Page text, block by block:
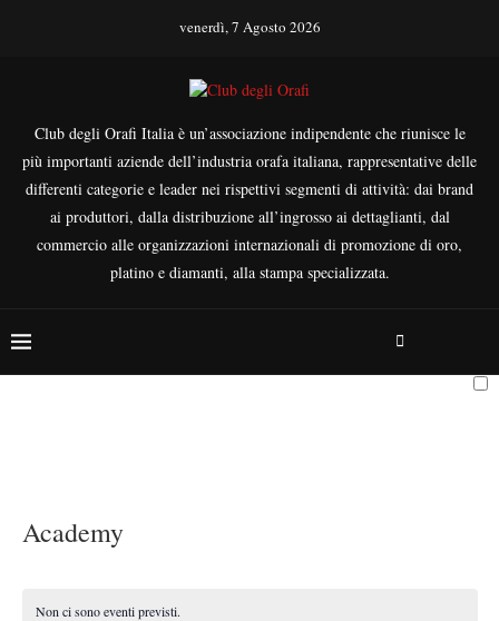
venerdì, 7 Agosto 2026
Club degli Orafi Italia è un’associazione indipendente che riunisce le
più importanti aziende dell’industria orafa italiana, rappresentative delle
differenti categorie e leader nei rispettivi segmenti di attività: dai brand
ai produttori, dalla distribuzione all’ingrosso ai dettaglianti, dal
commercio alle organizzazioni internazionali di promozione di oro,
platino e diamanti, alla stampa specializzata.
Academy
Non ci sono eventi previsti.